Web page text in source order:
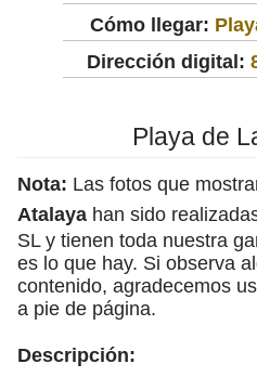
Cómo llegar:
Dirección digital:
Playa de
Nota: Las fotos que
Atalaya han sido
SL y tienen toda nuestra
es lo que hay. Si observa
contenido, agradecemos
a pie de página.
Descripción: